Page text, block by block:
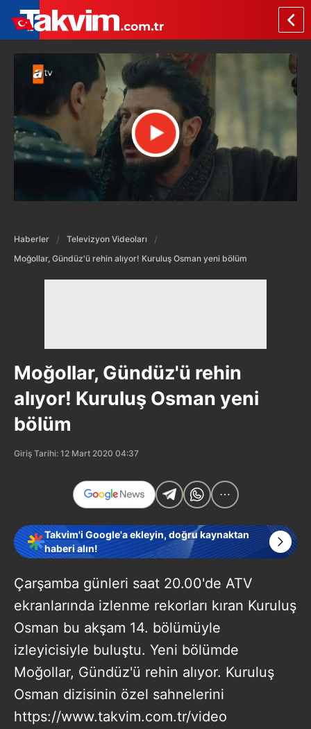
Haberler
Televizyon Videoları
Moğollar, Gündüz'ü rehin alıyor! Kuruluş Osman yeni bölüm
Moğollar, Gündüz'ü rehin
alıyor! Kuruluş Osman yeni
bölüm
Giriş Tarihi: 12 Mart 2020 04:37
Takvim'i Google'a ekleyin, doğru kaynaktan
haberi alın!
Çarşamba günleri saat 20.00'de ATV
ekranlarında izlenme rekorları kıran Kuruluş
Osman bu akşam 14. bölümüyle
izleyicisiyle buluştu. Yeni bölümde
Moğollar, Gündüz'ü rehin alıyor. Kuruluş
Osman dizisinin özel sahnelerini
https://www.takvim.com.tr/video